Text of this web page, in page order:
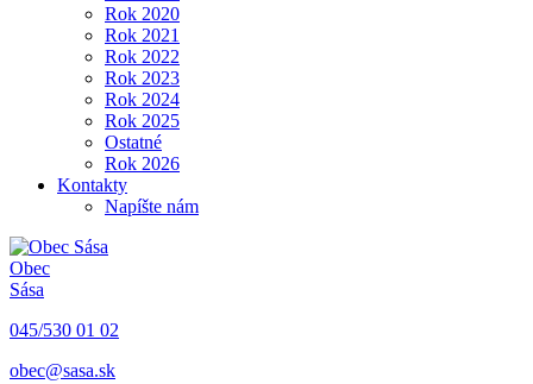
Rok 2020
Rok 2021
Rok 2022
Rok 2023
Rok 2024
Rok 2025
Ostatné
Rok 2026
Kontakty
Napíšte nám
Obec
Sása
045/530 01 02
obec@sasa.sk